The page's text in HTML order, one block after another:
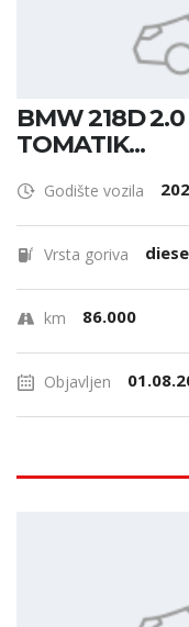
BMW 218D 2.0
TOMATIK...
Godište vozila
Vrsta goriva
km 86.000
Objavljen